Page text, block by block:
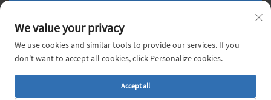
We value your privacy
We use cookies and similar tools to provide our services. If you
don't want to accept all cookies, click Personalize cookies.
Accept all